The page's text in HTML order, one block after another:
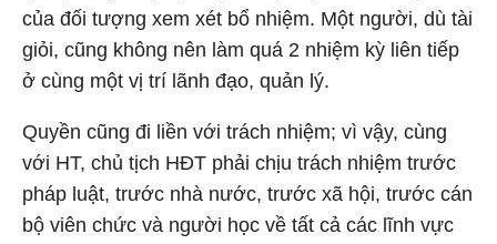
của đối tượng xem xét bổ nhiệm. Một người, dù tài
giỏi, cũng không nên làm quá 2 nhiệm kỳ liên tiếp
ở cùng một vị trí lãnh đạo, quản lý.
Quyền cũng đi liền với trách nhiệm; vì vậy, cùng
với HT, chủ tịch HĐT phải chịu trách nhiệm trước
pháp luật, trước nhà nước, trước xã hội, trước cán
bộ viên chức và người học về tất cả các lĩnh vực